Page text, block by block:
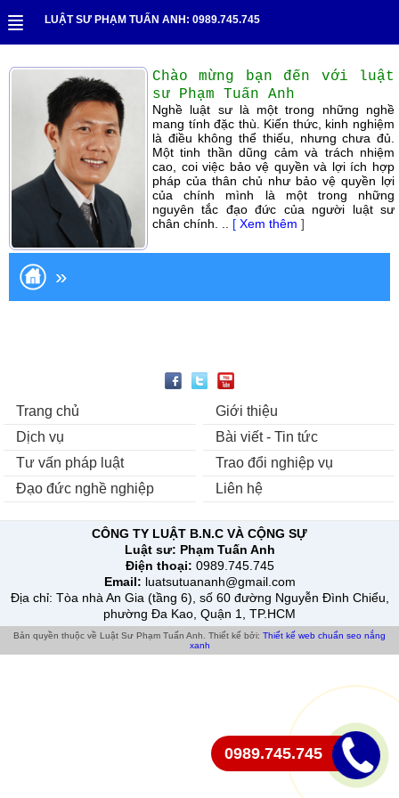
LUẬT SƯ PHẠM TUẤN ANH: 0989.745.745
Chào mừng bạn đến với luật
sư Phạm Tuấn Anh
Nghề luật sư là một trong những nghề
mang tính đặc thù. Kiến thức, kinh nghiệm
là điều không thể thiếu, nhưng chưa đủ.
Một tinh thần dũng cảm và trách nhiệm
cao, coi việc bảo vệ quyền và lợi ích hợp
pháp của thân chủ như bảo vệ quyền lợi
của chính mình là một trong những
nguyên tắc đạo đức của người luật sư
chân chính. .. [ Xem thêm ]
»
Trang chủ
Giới thiệu
Dịch vụ
Bài viết - Tin tức
Tư vấn pháp luật
Trao đổi nghiệp vụ
Đạo đức nghề nghiệp
Liên hệ
CÔNG TY LUẬT B.N.C VÀ CỘNG SỰ
Luật sư: Phạm Tuấn Anh
Điện thoại: 0989.745.745
Email: luatsutuananh@gmail.com
Địa chỉ: Tòa nhà An Gia (tầng 6), số 60 đường Nguyễn Đình Chiểu,
phường Đa Kao, Quận 1, TP.HCM
Bản quyền thuộc về Luật Sư Phạm Tuấn Anh. Thiết kế bởi: Thiết kế web chuẩn seo nắng
xanh
0989.745.745